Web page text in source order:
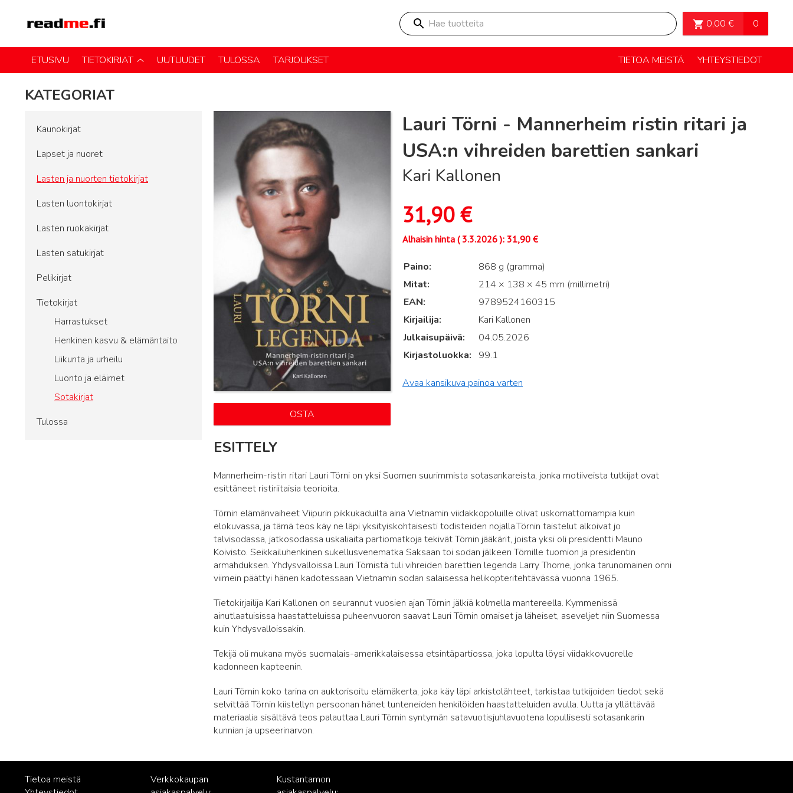
Hae tuotteita 0,00 € 0
OSTOSKORI>
ETUSIVU TIETOKIRJAT UUTUUDET TULOSSA TARJOUKSET TIETOA MEISTÄ YHTEYSTIEDOT
KATEGORIAT
Kaunokirjat
Lapset ja nuoret
Lasten ja nuorten tietokirjat
Lasten luontokirjat
Lasten ruokakirjat
Lasten satukirjat
Pelikirjat
Tietokirjat
Harrastukset
Henkinen kasvu & elämäntaito
Liikunta ja urheilu
Luonto ja eläimet
Sotakirjat
Tulossa
OSTA
Lauri Törni - Mannerheim ristin ritari ja
USA:n vihreiden barettien sankari
Kari Kallonen
31,90€
Alhaisin hinta (3.3.2026): 31,90 €
Paino
868 g (gramma)
Mitat
214 × 138 × 45 mm (millimetri)
EAN
9789524160315
Kirjailija
Kari Kallonen
Julkaisupäivä
04.05.2026
Kirjastoluokka
99.1
Avaa kansikuva painoa varten
ESITTELY
Mannerheim-ristin ritari Lauri Törni on yksi Suomen suurimmista sotasankareista, jonka motiiveista tutkijat ovat
esittäneet ristiriitaisia teorioita.
Törnin elämänvaiheet Viipurin pikkukaduilta aina Vietnamin viidakkopoluille olivat uskomattomampia kuin
elokuvassa, ja tämä teos käy ne läpi yksityiskohtaisesti todisteiden nojalla.Törnin taistelut alkoivat jo
talvisodassa, jatkosodassa uskaliaita partiomatkoja tekivät Törnin jääkärit, joista yksi oli presidentti Mauno
Koivisto. Seikkailuhenkinen sukellusvenematka Saksaan toi sodan jälkeen Törnille tuomion ja presidentin
armahduksen. Yhdysvalloissa Lauri Törnistä tuli vihreiden barettien legenda Larry Thorne, jonka tarunomainen onni
viimein päättyi hänen kadotessaan Vietnamin sodan salaisessa helikopteritehtävässä vuonna 1965.
Tietokirjailija Kari Kallonen on seurannut vuosien ajan Törnin jälkiä kolmella mantereella. Kymmenissä
ainutlaatuisissa haastatteluissa puheenvuoron saavat Lauri Törnin omaiset ja läheiset, aseveljet niin Suomessa
kuin Yhdysvalloissakin.
Tekijä oli mukana myös suomalais-amerikkalaisessa etsintäpartiossa, joka lopulta löysi viidakkovuorelle
kadonneen kapteenin.
Lauri Törnin koko tarina on auktorisoitu elämäkerta, joka käy läpi arkistolähteet, tarkistaa tutkijoiden tiedot sekä
selvittää Törnin kiistellyn persoonan hänet tunteneiden henkilöiden haastatteluiden avulla. Uutta ja yllättävää
materiaalia sisältävä teos palauttaa Lauri Törnin syntymän satavuotisjuhlavuotena lopullisesti sotasankarin
kunnian ja upseerinarvon.
Tietoa meistä
Verkkokaupan
Kustantamon